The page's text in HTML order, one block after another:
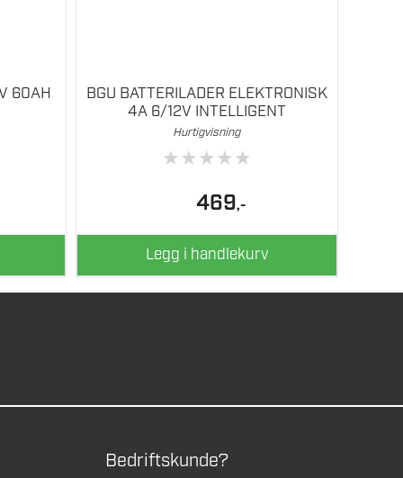
60AH
BGU BATTERILADER ELEKTRONISK
4A 6/12V INTELLIGENT
Hurtigvisning
★★★★★
469,-
Legg i handlekurv
Bedriftskunde?